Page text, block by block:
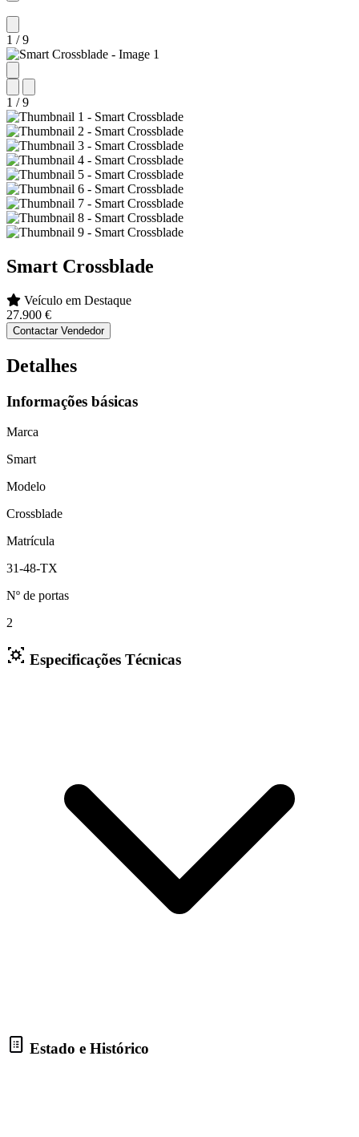
1 / 9
1 / 9
Smart Crossblade
Veículo em Destaque
27.900 €
Contactar Vendedor
Detalhes
Informações básicas
Marca
Smart
Modelo
Crossblade
Matrícula
31-48-TX
Nº de portas
2
Especificações Técnicas
Estado e Histórico